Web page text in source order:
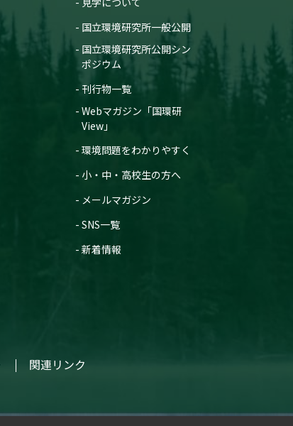
国立環境研究所一般公開
国立環境研究所公開シン
ポジウム
刊行物一覧
Webマガジン「国環研
View」
環境問題をわかりやすく
小・中・高校生の方へ
メールマガジン
SNS一覧
新着情報
関連リンク